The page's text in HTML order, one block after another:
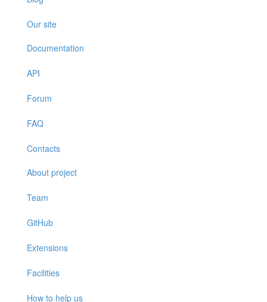
Our site
Documentation
API
Forum
FAQ
Contacts
About project
Team
GitHub
Extensions
Facilities
How to help us